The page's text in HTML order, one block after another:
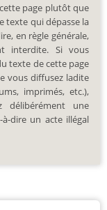
page plutôt que
texte qui dépasse la
en règle générale,
interdite. Si vous
texte de cette page
vous diffusez ladite
imprimés, etc.),
délibérément une
dire un acte illégal